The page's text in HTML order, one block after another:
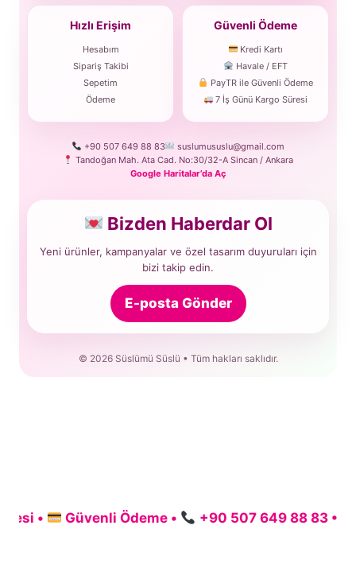
Hızlı Erişim
Hesabım
Sipariş Takibi
Sepetim
Ödeme
Güvenli Ödeme
Kredi Kartı
Havale / EFT
PayTR ile Güvenli Ödeme
7 İş Günü Kargo Süresi
+90 507 649 88 83
suslumususlu@gmail.com
Tandoğan Mah. Ata Cad. No:30/32-A Sincan / Ankara
Google Haritalar’da Aç
Bizden Haberdar Ol
Yeni ürünler, kampanyalar ve özel tasarım duyuruları için
bizi takip edin.
E-posta Gönder
© 2026 Süslümü Süslü • Tüm hakları saklıdır.
Güvenli Ödeme • +90 507 649 88 83 •